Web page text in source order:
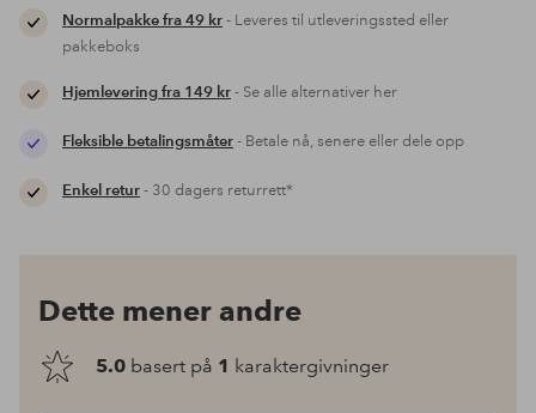
Normalpakke fra 49 kr- Leveres til utleveringssted eller
pakkeboks
Hjemlevering fra 149 kr- Se alle alternativer her
Fleksible betalingsmåter- Betale nå, senere eller dele opp
Enkel retur- 30 dagers returrett*
Dette mener andre
5.0 basert på 1 karaktergivninger